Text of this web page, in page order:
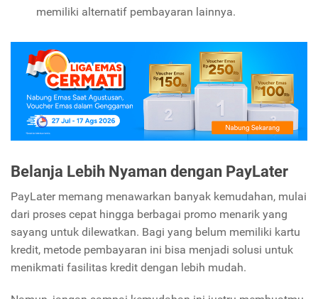
memiliki alternatif pembayaran lainnya.
Belanja Lebih Nyaman dengan PayLater
PayLater memang menawarkan banyak kemudahan, mulai
dari proses cepat hingga berbagai promo menarik yang
sayang untuk dilewatkan. Bagi yang belum memiliki kartu
kredit, metode pembayaran ini bisa menjadi solusi untuk
menikmati fasilitas kredit dengan lebih mudah.